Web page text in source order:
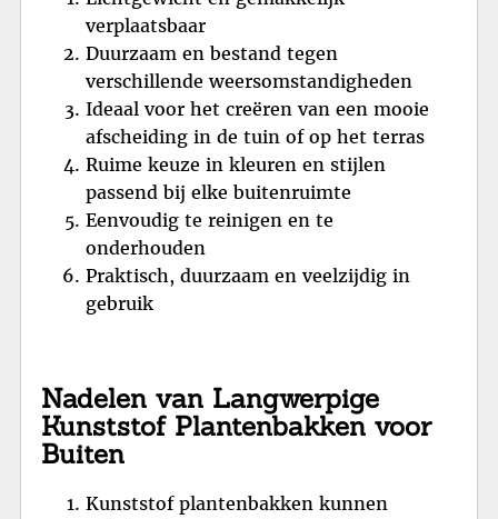
verplaatsbaar
Duurzaam en bestand tegen
verschillende weersomstandigheden
Ideaal voor het creëren van een mooie
afscheiding in de tuin of op het terras
Ruime keuze in kleuren en stijlen
passend bij elke buitenruimte
Eenvoudig te reinigen en te
onderhouden
Praktisch, duurzaam en veelzijdig in
gebruik
Nadelen van Langwerpige
Kunststof Plantenbakken voor
Buiten
Kunststof plantenbakken kunnen